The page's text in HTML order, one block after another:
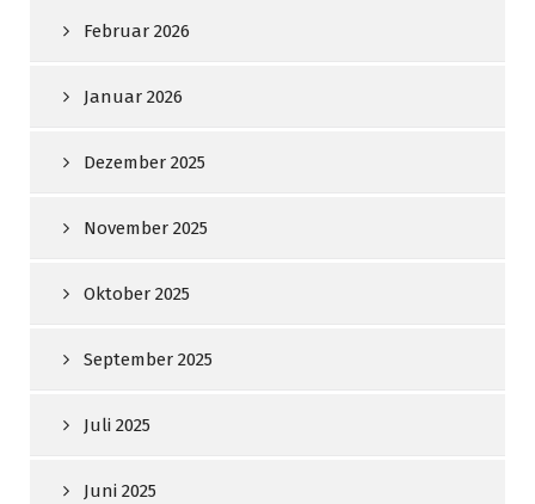
Februar 2026
Januar 2026
Dezember 2025
November 2025
Oktober 2025
September 2025
Juli 2025
Juni 2025